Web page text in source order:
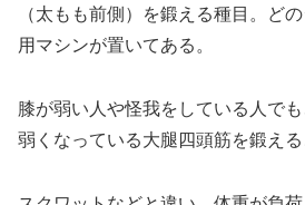
（太もも前側）を鍛える種目。ど
用マシンが置いてある。
膝が弱い人や怪我をしている人で
弱くなっている大腿四頭筋を鍛える